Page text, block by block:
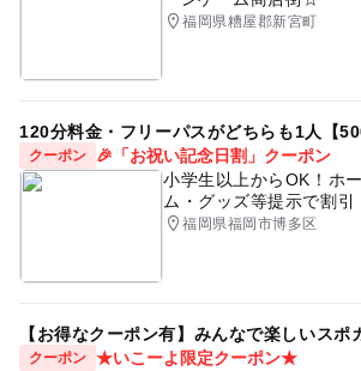
福岡県糟屋郡新宮町
120分料金・フリーパスがどちらも1人【
クーポン
🎉「お祝い記念日割」クーポン
小学生以上からOK！ホ
ム・グッズ等提示で割引
福岡県福岡市博多区
【お得なクーポン有】みんなで楽しいスポ
クーポン ★いこーよ限定クーポン★